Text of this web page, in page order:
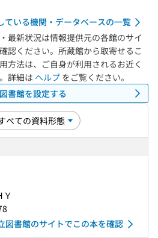
ている機関・データベースの一覧
最新状況は情報提供元の各館のサイ
認ください。所蔵館から取寄せるこ
方法は、ご自身が利用されるお近く
詳細は ヘルプ をご覧ください。
書館を設定する
Ｙ
図書館のサイトでこの本を確認